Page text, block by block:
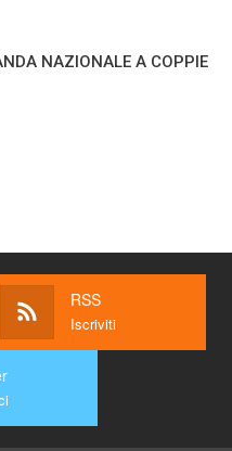
NAZIONALE A COPPIE
RSS
Iscriviti